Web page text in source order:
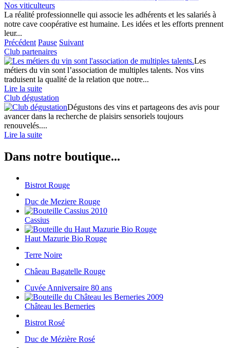
Nos viticulteurs
La réalité professionnelle qui associe les adhérents et les salariés à
notre cave coopérative est humaine. Les idées et les efforts prennent
leur...
Précédent Pause Suivant
Club partenaires
Les
métiers du vin sont l’association de multiples talents. Nos vins
traduisent la qualité de la relation que notre...
Lire la suite
Club dégustation
Dégustons des vins et partageons des avis pour
avancer dans la recherche de plaisirs sensoriels toujours
renouvelés....
Lire la suite
Dans notre boutique...
Bistrot Rouge
Duc de Meziere Rouge
Cassius
Haut Mazurie Bio Rouge
Terre Noire
Châeau Bagatelle Rouge
Cuvée Anniversaire 80 ans
Château les Berneries
Bistrot Rosé
Duc de Mézière Rosé